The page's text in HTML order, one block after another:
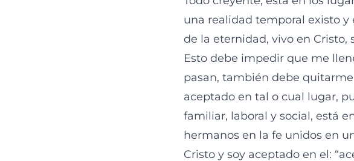
una realidad temporal existo
de la eternidad, vivo en Cristo,
Esto debe impedir que me
pasan, también debe
aceptado en tal o cual lugar,
familiar, laboral y social, está
hermanos en la fe unidos en
Cristo y soy aceptado en el: